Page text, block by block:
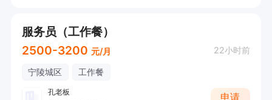
服务员（工作餐）
2500-3200 元/月 22小时前
宁陵城区 工作餐
孔老板
申请